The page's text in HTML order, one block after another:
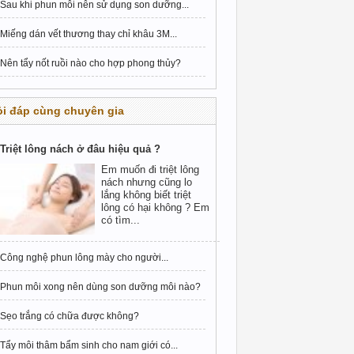
Sau khi phun môi nên sử dụng son dưỡng...
Miếng dán vết thương thay chỉ khâu 3M...
Nên tẩy nốt ruồi nào cho hợp phong thủy?
đáp cùng chuyên gia
Triệt lông nách ở đâu hiệu quả ?
Em muốn đi triệt lông
nách nhưng cũng lo
lắng không biết triệt
lông có hại không ? Em
có tìm...
Công nghệ phun lông mày cho người...
Phun môi xong nên dùng son dưỡng môi nào?
Sẹo trắng có chữa được không?
Tẩy môi thâm bẩm sinh cho nam giới có...